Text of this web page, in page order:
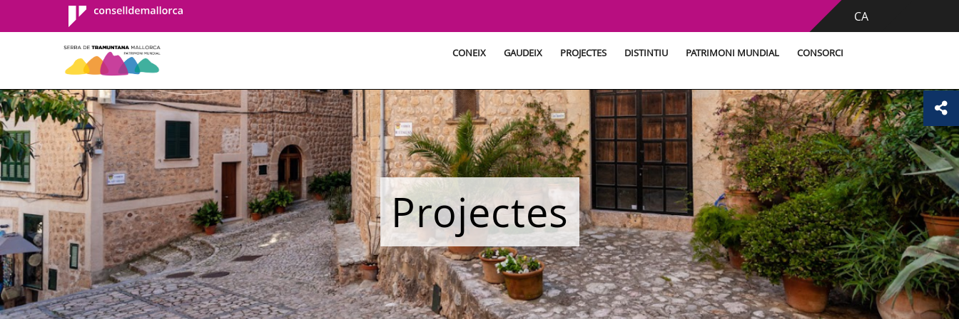
Consell de
Mallorca
CA
CONEIX GAUDEIX PROJECTES DISTINTIU PATRIMONI MUNDIAL CONSORCI
Projectes